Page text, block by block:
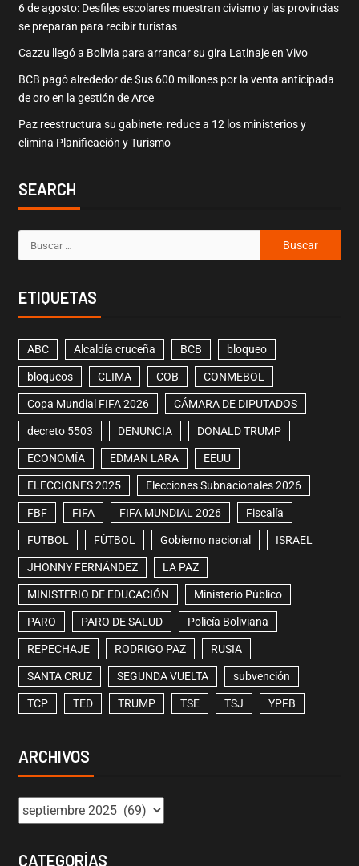
6 de agosto: Desfiles escolares muestran civismo y las provincias
se preparan para recibir turistas
Cazzu llegó a Bolivia para arrancar su gira Latinaje en Vivo
BCB pagó alrededor de $us 600 millones por la venta anticipada
de oro en la gestión de Arce
Paz reestructura su gabinete: reduce a 12 los ministerios y
elimina Planificación y Turismo
SEARCH
ETIQUETAS
ABC Alcaldía cruceña BCB bloqueo
bloqueos CLIMA COB CONMEBOL
Copa Mundial FIFA 2026 CÁMARA DE DIPUTADOS
decreto 5503 DENUNCIA DONALD TRUMP
ECONOMÍA EDMAN LARA EEUU
ELECCIONES 2025 Elecciones Subnacionales 2026
FBF FIFA FIFA MUNDIAL 2026 Fiscalía
FUTBOL FÚTBOL Gobierno nacional ISRAEL
JHONNY FERNÁNDEZ LA PAZ
MINISTERIO DE EDUCACIÓN Ministerio Público
PARO PARO DE SALUD Policía Boliviana
REPECHAJE RODRIGO PAZ RUSIA
SANTA CRUZ SEGUNDA VUELTA subvención
TCP TED TRUMP TSE TSJ YPFB
ARCHIVOS
CATEGORÍAS